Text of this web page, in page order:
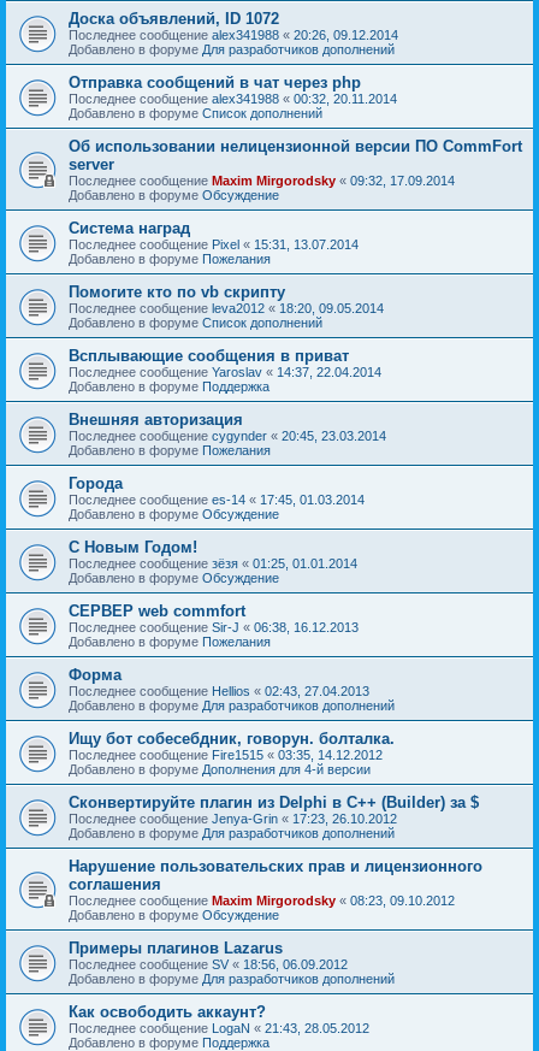
Доска объявлений, ID 1072
Последнее сообщение alex341988 « 20:26, 09.12.2014
Добавлено в форуме Для разработчиков дополнений
Отправка сообщений в чат через php
Последнее сообщение alex341988 « 00:32, 20.11.2014
Добавлено в форуме Список дополнений
Об использовании нелицензионной версии ПО CommFort
server
Последнее сообщение Maxim Mirgorodsky « 09:32, 17.09.2014
Добавлено в форуме Обсуждение
Система наград
Последнее сообщение Pixel « 15:31, 13.07.2014
Добавлено в форуме Пожелания
Помогите кто по vb скрипту
Последнее сообщение leva2012 « 18:20, 09.05.2014
Добавлено в форуме Список дополнений
Всплывающие сообщения в приват
Последнее сообщение Yaroslav « 14:37, 22.04.2014
Добавлено в форуме Поддержка
Внешняя авторизация
Последнее сообщение cygynder « 20:45, 23.03.2014
Добавлено в форуме Пожелания
Города
Последнее сообщение es-14 « 17:45, 01.03.2014
Добавлено в форуме Обсуждение
С Новым Годом!
Последнее сообщение зёзя « 01:25, 01.01.2014
Добавлено в форуме Обсуждение
СЕРВЕР web commfort
Последнее сообщение Sir-J « 06:38, 16.12.2013
Добавлено в форуме Пожелания
Форма
Последнее сообщение Hellios « 02:43, 27.04.2013
Добавлено в форуме Для разработчиков дополнений
Ищу бот собесебдник, говорун. болталка.
Последнее сообщение Fire1515 « 03:35, 14.12.2012
Добавлено в форуме Дополнения для 4-й версии
Сконвертируйте плагин из Delphi в C++ (Builder) за $
Последнее сообщение Jenya-Grin « 17:23, 26.10.2012
Добавлено в форуме Для разработчиков дополнений
Нарушение пользовательских прав и лицензионного
соглашения
Последнее сообщение Maxim Mirgorodsky « 08:23, 09.10.2012
Добавлено в форуме Обсуждение
Примеры плагинов Lazarus
Последнее сообщение SV « 18:56, 06.09.2012
Добавлено в форуме Для разработчиков дополнений
Как освободить аккаунт?
Последнее сообщение LogaN « 21:43, 28.05.2012
Добавлено в форуме Поддержка